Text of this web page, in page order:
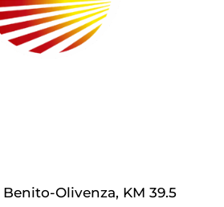
Benito-Olivenza, KM 39.5